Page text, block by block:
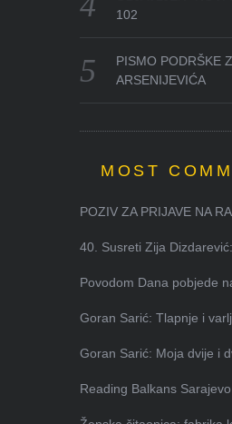
102
PISMO PODRŠKE
ARSENIJEVIĆA
MOST
POZIV ZA PRIJAVE NA
40. Susreti Zija Dizdarević:
Povodom Dana pobjede
Goran Sarić: Tlapnje i
Goran Sarić: Moja dvije i
Reading Balkans Sarajevo